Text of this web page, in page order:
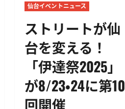
仙台イベントニュース
ストリートが仙
台を変える！
「伊達祭2025」
が8/23・24に第10
回開催